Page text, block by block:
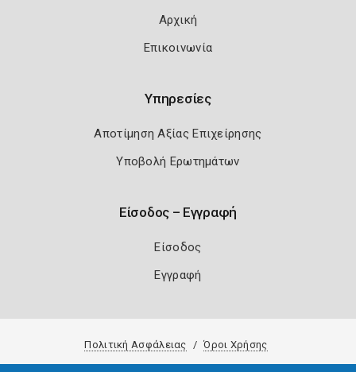
Αρχική
Επικοινωνία
Υπηρεσίες
Αποτίμηση Αξίας Επιχείρησης
Υποβολή Ερωτημάτων
Είσοδος – Εγγραφή
Είσοδος
Εγγραφή
Πολιτική Ασφάλειας Όροι Χρήσης